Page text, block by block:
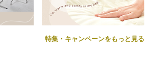
特集・キャンペーンをもっと見る